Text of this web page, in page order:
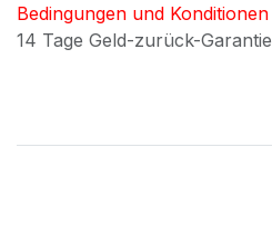
Bedingungen und Konditionen
14 Tage Geld-zurück-Garantie